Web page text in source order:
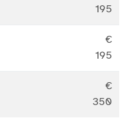
195
€
195
€
350